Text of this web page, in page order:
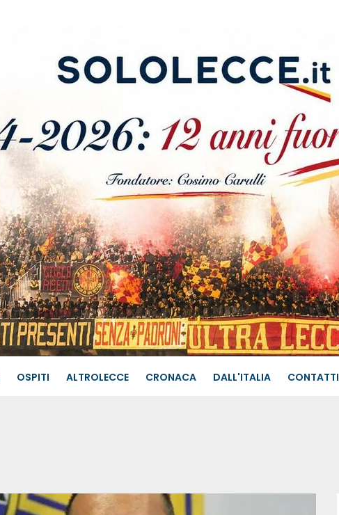
OSPITI ALTROLECCE CRONACA DALL'ITALIA CONTATTI